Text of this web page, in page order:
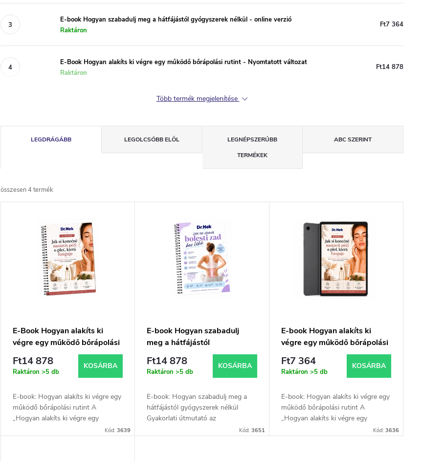
E-book Hogyan szabadulj meg a hátfájástól gyógyszerek nélkül - online verzió
Raktáron
Ft7 364
E-Book Hogyan alakíts ki végre egy működő bőrápolási rutint - Nyomtatott változat
Raktáron
Ft14 878
Több termék megjelenítése
e
r
m
e
LEGDRÁGÁBB LEGOLCSÓBB ELÖL
LEGNÉPSZERŰBB
TERMÉKEK
ABC SZERINT
összesen4termék
i
E-Book Hogyan alakíts ki
végre egy működő bőrápolási
rutint - Nyomtatott változat
Ft14 878
Raktáron >5 db
KOSÁRBA
E-book: Hogyan alakíts ki végre egy
működő bőrápolási rutint A
„Hogyan alakíts ki végre egy
működő bőrápolási rutint” e-book
Kód:3639
E-book Hogyan szabadulj
meg a hátfájástól
gyógyszerek nélkül –
nyomtatott verzió
Ft14 878
Raktáron>5 db
KOSÁRBA
E-book: Hogyan szabadulj meg a
hátfájástól gyógyszerek nélkül
Gyakorlati útmutató az
egészségesebb hátért, a kevesebb
Kód: 3651
E-book Hogyan alakíts ki
végre egy működő bőrápolási
rutint – online verzió
Ft7 364
Raktáron >5 db
KOSÁRBA
E-book: Hogyan alakíts ki végre egy
működő bőrápolási rutint A
„Hogyan alakíts ki végre egy
működő bőrápolási rutint” e-book
Kód: 3636